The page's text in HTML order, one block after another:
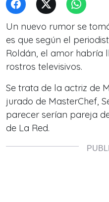
Un nuevo rumor se
es que según el
Roldán, el amor habría
rostros televisivos.
Se trata de la actriz de
jurado de MasterChef,
parecer serían pareja
de La Red.